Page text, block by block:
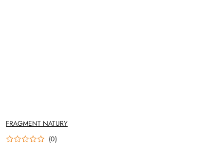
NAZWA
PRODUCENTA:
FRAGMENT NATURY
(0)